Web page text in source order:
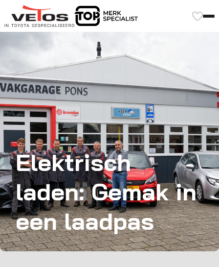
Elektrisch
laden: Gemak in
een laadpas